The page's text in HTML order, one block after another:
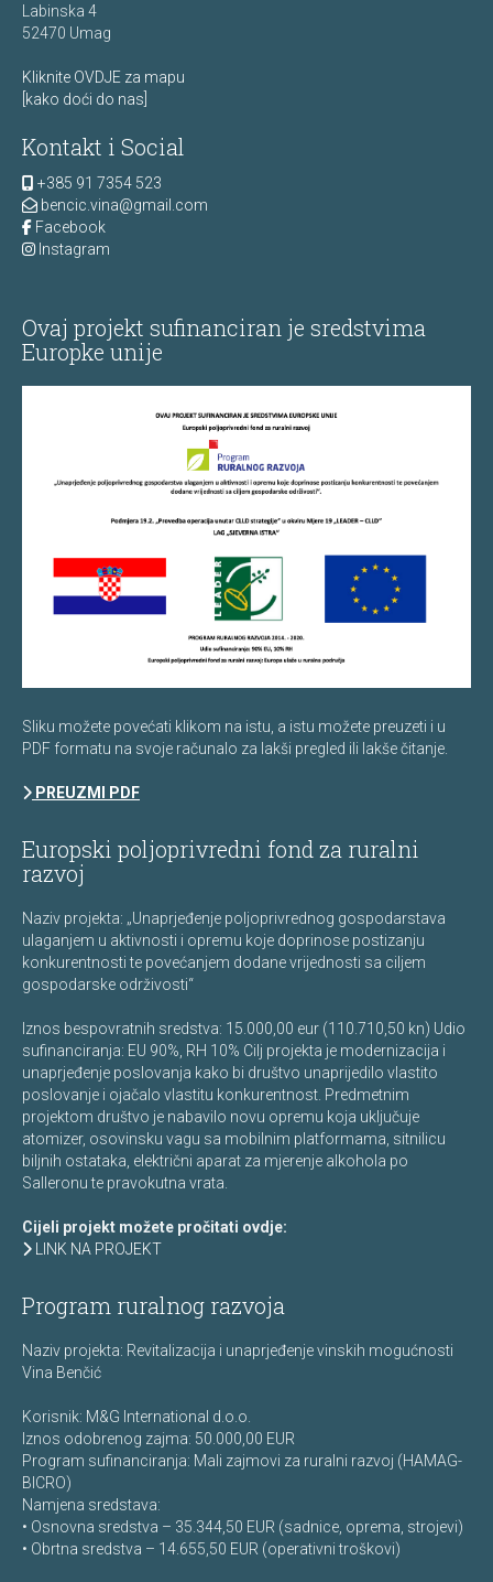
Labinska 4
52470 Umag
Kliknite OVDJE za mapu
[kako doći do nas]
Kontakt i Social
+385 91 7354 523
bencic.vina@gmail.com
Facebook
Instagram
Ovaj projekt sufinanciran je sredstvima
Europke unije
Sliku možete povećati klikom na istu, a istu možete preuzeti i u
PDF formatu na svoje računalo za lakši pregled ili lakše čitanje.
PREUZMI PDF
Europski poljoprivredni fond za ruralni
razvoj
Naziv projekta: „Unaprjeđenje poljoprivrednog gospodarstava
ulaganjem u aktivnosti i opremu koje doprinose postizanju
konkurentnosti te povećanjem dodane vrijednosti sa ciljem
gospodarske održivosti“
Iznos bespovratnih sredstva: 15.000,00 eur (110.710,50 kn) Udio
sufinanciranja: EU 90%, RH 10% Cilj projekta je modernizacija i
unaprjeđenje poslovanja kako bi društvo unaprijedilo vlastito
poslovanje i ojačalo vlastitu konkurentnost. Predmetnim
projektom društvo je nabavilo novu opremu koja uključuje
atomizer, osovinsku vagu sa mobilnim platformama, sitnilicu
biljnih ostataka, električni aparat za mjerenje alkohola po
Salleronu te pravokutna vrata.
Cijeli projekt možete pročitati ovdje:
LINK NA PROJEKT
Program ruralnog razvoja
Naziv projekta: Revitalizacija i unaprjeđenje vinskih mogućnosti
Vina Benčić
Korisnik: M&G International d.o.o.
Iznos odobrenog zajma: 50.000,00 EUR
Program sufinanciranja: Mali zajmovi za ruralni razvoj (HAMAG-
BICRO)
Namjena sredstava:
• Osnovna sredstva – 35.344,50 EUR (sadnice, oprema, strojevi)
• Obrtna sredstva – 14.655,50 EUR (operativni troškovi)